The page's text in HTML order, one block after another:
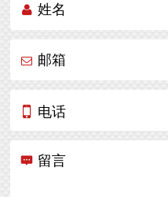
姓名
邮箱
电话
留言